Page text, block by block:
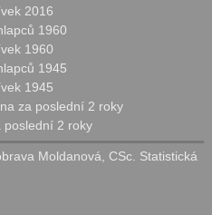
2016
1960
1960
1945
1945
za poslední 2 roky
poslední 2 roky
Moldanová, CSc. Statistická